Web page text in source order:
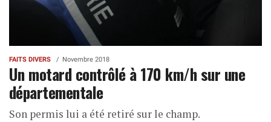
FAITS DIVERS Novembre 2018
Un motard contrôlé à 170 km/h sur une
départementale
Son permis lui a été retiré sur le champ.